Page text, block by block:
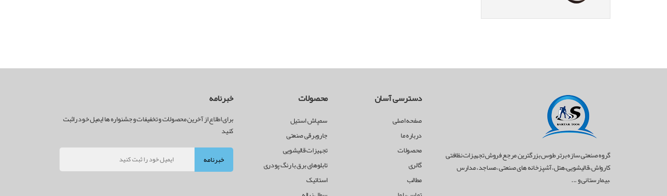
گروه صنعتی سازه برتر طوس بزرگترین مرجع فروش تجهیزات نظافتی
کارواش،قالیشویی،هتل،آشپزخانه های صنعتی ،مساجد، مدارس
،بیمارستانی و ...
دسترسی آسان
صفحه اصلی
درباره ما
محصولات
گالری
مطالب
محصولات
سمپاش استیل
جاروبرقی صنعتی
تجهیزات قالیشویی
تابلوهای برق با رنگ پودری
استاتیک
خبرنامه
برای اطلاع از آخرین محصولات و تخفیفات و جشنواره ها ایمیل خود راثبت
کنید